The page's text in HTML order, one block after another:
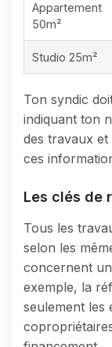
Appartement
50m²
Studio 25m²
Ton syndic
indiquant ton
des travaux et
ces
Les clés de
Tous les
selon les
concernent
exemple, la
seulement les